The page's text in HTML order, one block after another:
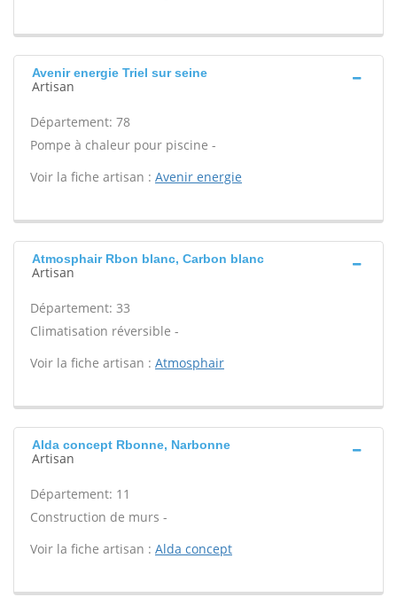
Avenir energie Triel sur seine
Artisan
Département: 78
Pompe à chaleur pour piscine -
Voir la fiche artisan : Avenir energie
Atmosphair Rbon blanc, Carbon blanc
Artisan
Département: 33
Climatisation réversible -
Voir la fiche artisan : Atmosphair
Alda concept Rbonne, Narbonne
Artisan
Département: 11
Construction de murs -
Voir la fiche artisan : Alda concept